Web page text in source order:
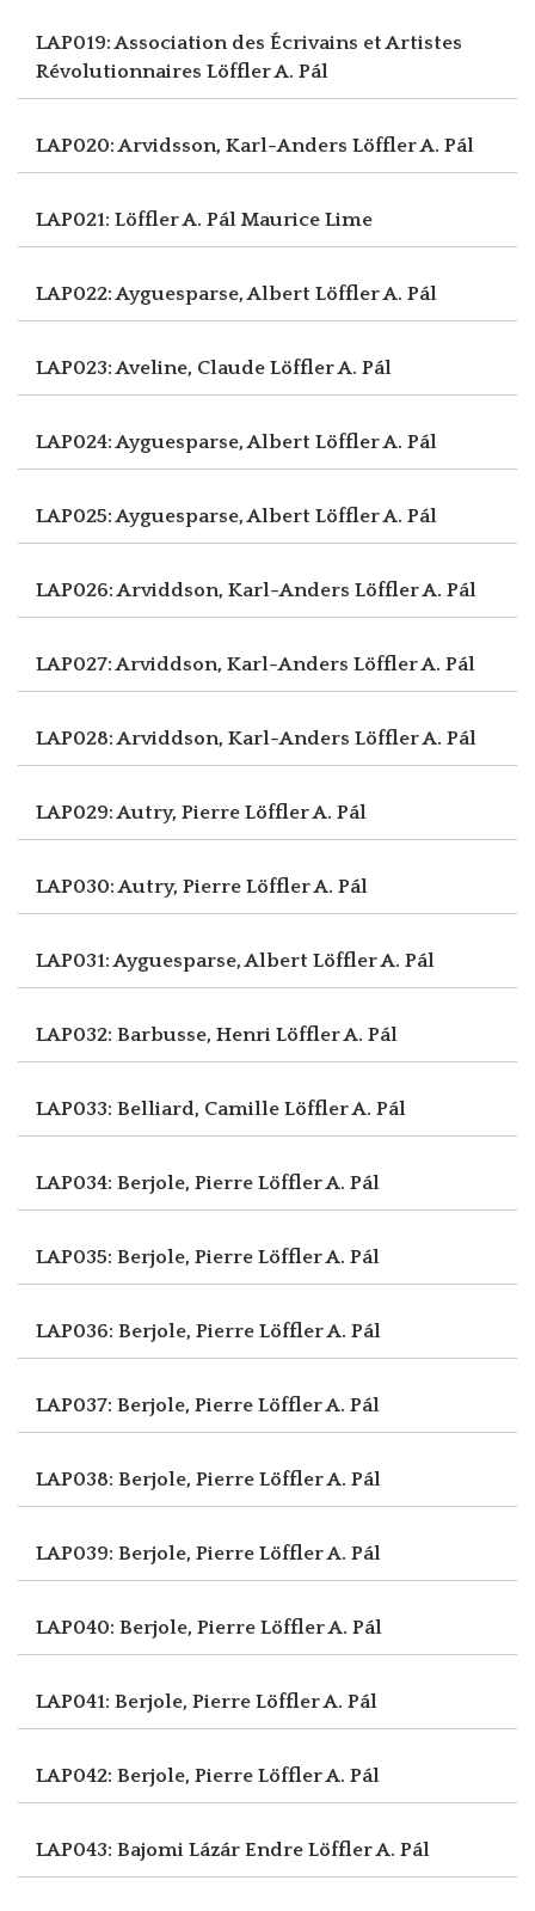
LAP019: Association des Écrivains et Artistes
Révolutionnaires Löffler A. Pál
LAP020: Arvidsson, Karl-Anders Löffler A. Pál
LAP021: Löffler A. Pál Maurice Lime
LAP022: Ayguesparse, Albert Löffler A. Pál
LAP023: Aveline, Claude Löffler A. Pál
LAP024: Ayguesparse, Albert Löffler A. Pál
LAP025: Ayguesparse, Albert Löffler A. Pál
LAP026: Arviddson, Karl-Anders Löffler A. Pál
LAP027: Arviddson, Karl-Anders Löffler A. Pál
LAP028: Arviddson, Karl-Anders Löffler A. Pál
LAP029: Autry, Pierre Löffler A. Pál
LAP030: Autry, Pierre Löffler A. Pál
LAP031: Ayguesparse, Albert Löffler A. Pál
LAP032: Barbusse, Henri Löffler A. Pál
LAP033: Belliard, Camille Löffler A. Pál
LAP034: Berjole, Pierre Löffler A. Pál
LAP035: Berjole, Pierre Löffler A. Pál
LAP036: Berjole, Pierre Löffler A. Pál
LAP037: Berjole, Pierre Löffler A. Pál
LAP038: Berjole, Pierre Löffler A. Pál
LAP039: Berjole, Pierre Löffler A. Pál
LAP040: Berjole, Pierre Löffler A. Pál
LAP041: Berjole, Pierre Löffler A. Pál
LAP042: Berjole, Pierre Löffler A. Pál
LAP043: Bajomi Lázár Endre Löffler A. Pál